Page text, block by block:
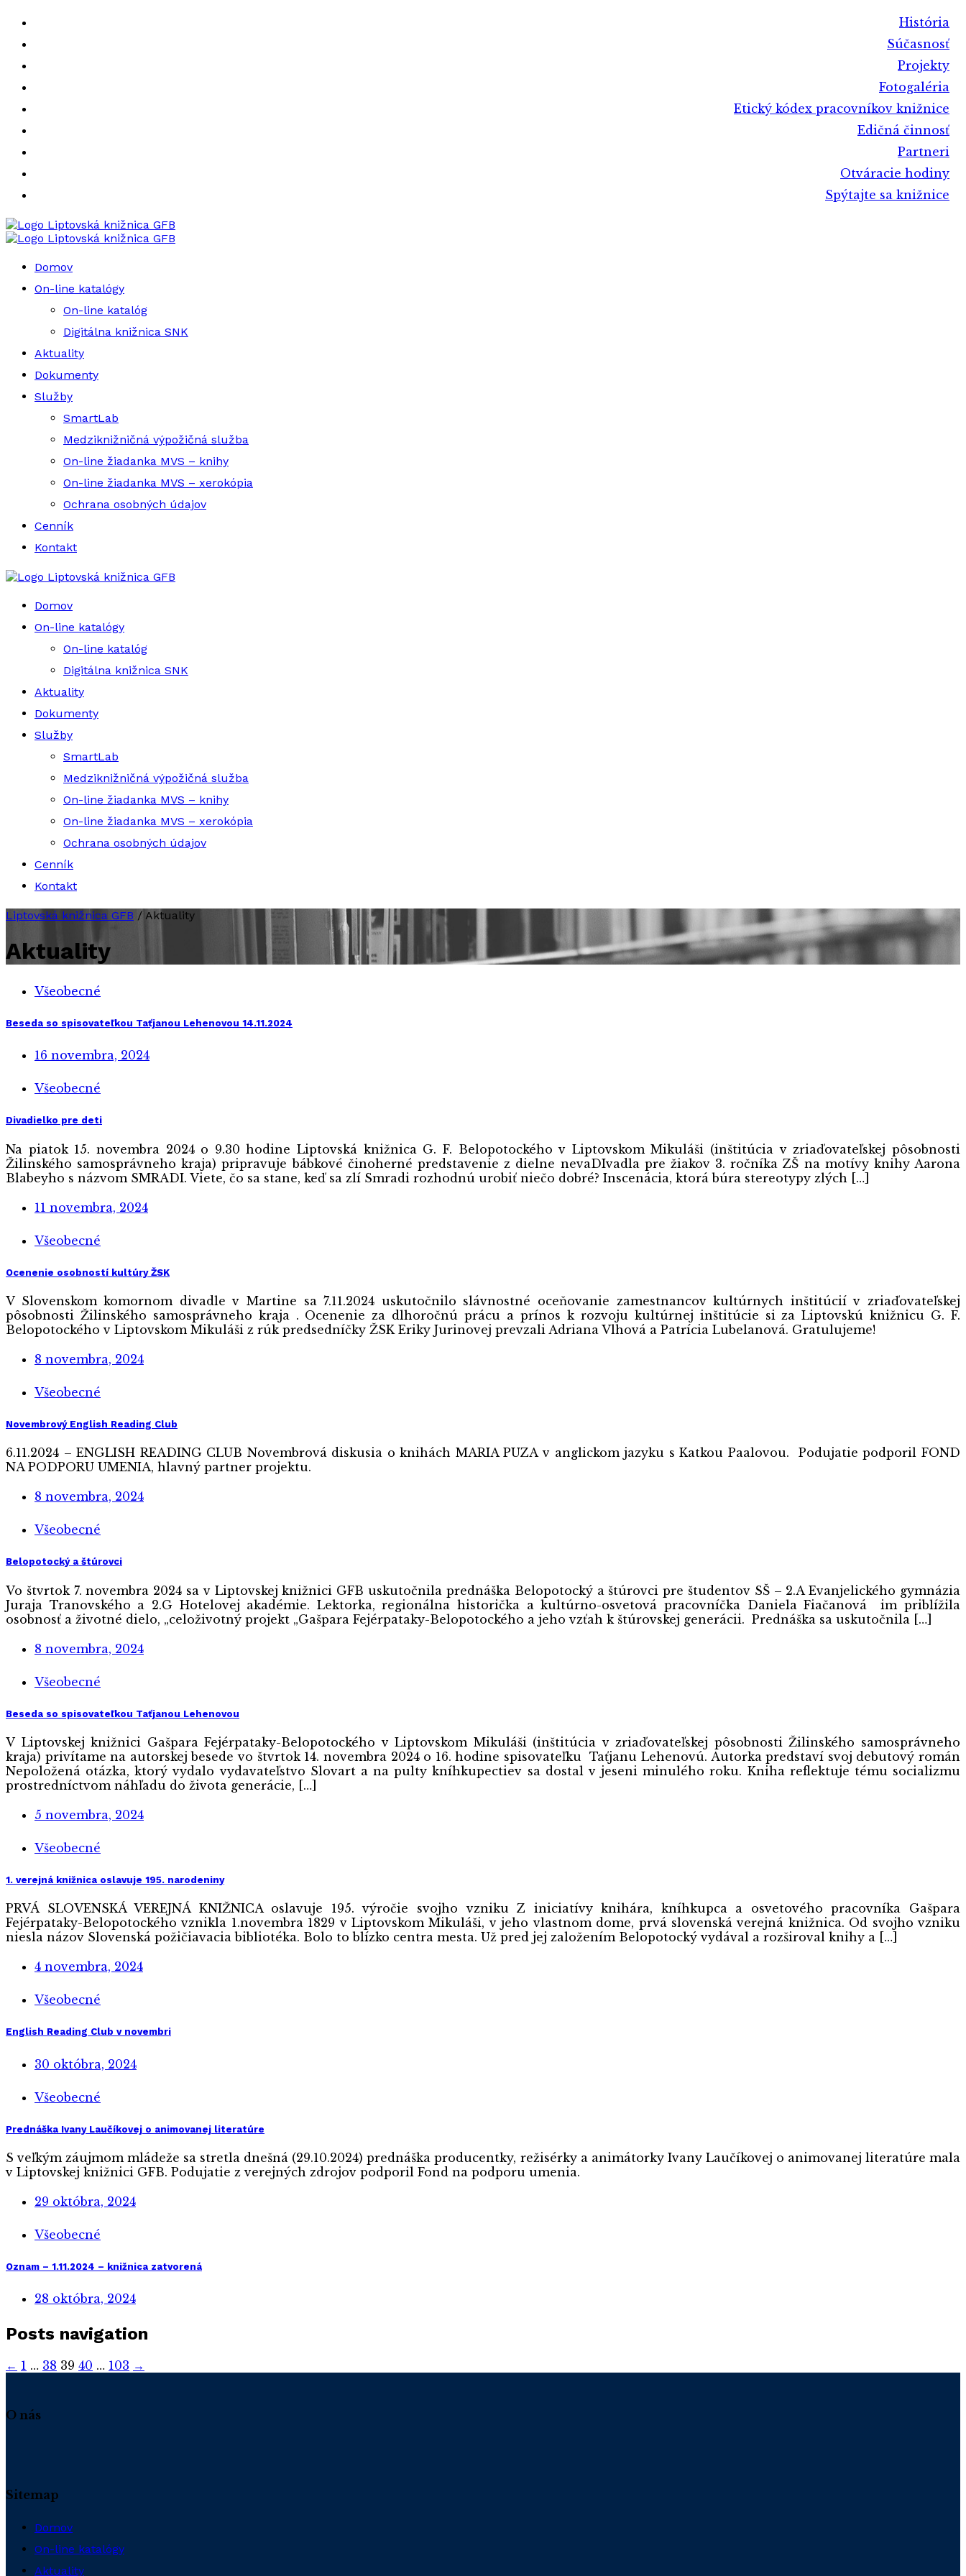
História
Súčasnosť
Projekty
Fotogaléria
Etický kódex pracovníkov knižnice
Edičná činnosť
Partneri
Otváracie hodiny
Spýtajte sa knižnice
Liptovská knižnica GFB
Liptovská knižnica GFB
Domov
On-line katalógy
On-line katalóg
Digitálna knižnica SNK
Aktuality
Dokumenty
Služby
SmartLab
Medziknižničná výpožičná služba
On-line žiadanka MVS – knihy
On-line žiadanka MVS – xerokópia
Ochrana osobných údajov
Cenník
Kontakt
Liptovská knižnica GFB
Domov
On-line katalógy
On-line katalóg
Digitálna knižnica SNK
Aktuality
Dokumenty
Služby
SmartLab
Medziknižničná výpožičná služba
On-line žiadanka MVS – knihy
On-line žiadanka MVS – xerokópia
Ochrana osobných údajov
Cenník
Kontakt
Liptovská knižnica GFB / Aktuality
Aktuality
Všeobecné
Beseda so spisovateľkou Taťjanou Lehenovou 14.11.2024
16 novembra, 2024
Všeobecné
Divadielko pre deti
Na piatok 15. novembra 2024 o 9.30 hodine Liptovská knižnica G. F. Belopotockého v Liptovskom Mikuláši (inštitúcia v zriaďovateľskej pôsobnosti
Žilinského samosprávneho kraja) pripravuje bábkové činoherné predstavenie z dielne nevaDIvadla pre žiakov 3. ročníka ZŠ na motívy knihy Aarona
Blabeyho s názvom SMRADI. Viete, čo sa stane, keď sa zlí Smradi rozhodnú urobiť niečo dobré? Inscenácia, ktorá búra stereotypy zlých […]
11 novembra, 2024
Všeobecné
Ocenenie osobností kultúry ŽSK
V Slovenskom komornom divadle v Martine sa 7.11.2024 uskutočnilo slávnostné oceňovanie zamestnancov kultúrnych inštitúcií v zriaďovateľskej
pôsobnosti Žilinského samosprávneho kraja . Ocenenie za dlhoročnú prácu a prínos k rozvoju kultúrnej inštitúcie si za Liptovskú knižnicu G. F.
Belopotockého v Liptovskom Mikuláši z rúk predsedníčky ŽSK Eriky Jurinovej prevzali Adriana Vlhová a Patrícia Lubelanová. Gratulujeme!
8 novembra, 2024
Všeobecné
Novembrový English Reading Club
6.11.2024 – ENGLISH READING CLUB Novembrová diskusia o knihách MARIA PUZA v anglickom jazyku s Katkou Paalovou. Podujatie podporil FOND
NA PODPORU UMENIA, hlavný partner projektu.
8 novembra, 2024
Všeobecné
Belopotocký a štúrovci
Vo štvrtok 7. novembra 2024 sa v Liptovskej knižnici GFB uskutočnila prednáška Belopotocký a štúrovci pre študentov SŠ – 2.A Evanjelického gymnázia
Juraja Tranovského a 2.G Hotelovej akadémie. Lektorka, regionálna historička a kultúrno-osvetová pracovníčka Daniela Fiačanová im priblížila
osobnosť a životné dielo, „celoživotný projekt „Gašpara Fejérpataky-Belopotockého a jeho vzťah k štúrovskej generácii. Prednáška sa uskutočnila […]
8 novembra, 2024
Všeobecné
Beseda so spisovateľkou Taťjanou Lehenovou
V Liptovskej knižnici Gašpara Fejérpataky-Belopotockého v Liptovskom Mikuláši (inštitúcia v zriaďovateľskej pôsobnosti Žilinského samosprávneho
kraja) privítame na autorskej besede vo štvrtok 14. novembra 2024 o 16. hodine spisovateľku Taťjanu Lehenovú. Autorka predstaví svoj debutový román
Nepoložená otázka, ktorý vydalo vydavateľstvo Slovart a na pulty kníhkupectiev sa dostal v jeseni minulého roku. Kniha reflektuje tému socializmu
prostredníctvom náhľadu do života generácie, […]
5 novembra, 2024
Všeobecné
1. verejná knižnica oslavuje 195. narodeniny
PRVÁ SLOVENSKÁ VEREJNÁ KNIŽNICA oslavuje 195. výročie svojho vzniku Z iniciatívy knihára, kníhkupca a osvetového pracovníka Gašpara
Fejérpataky-Belopotockého vznikla 1.novembra 1829 v Liptovskom Mikuláši, v jeho vlastnom dome, prvá slovenská verejná knižnica. Od svojho vzniku
niesla názov Slovenská požičiavacia bibliotéka. Bolo to blízko centra mesta. Už pred jej založením Belopotocký vydával a rozširoval knihy a […]
4 novembra, 2024
Všeobecné
English Reading Club v novembri
30 októbra, 2024
Všeobecné
Prednáška Ivany Laučíkovej o animovanej literatúre
S veľkým záujmom mládeže sa stretla dnešná (29.10.2024) prednáška producentky, režisérky a animátorky Ivany Laučíkovej o animovanej literatúre mala
v Liptovskej knižnici GFB. Podujatie z verejných zdrojov podporil Fond na podporu umenia.
29 októbra, 2024
Všeobecné
Oznam – 1.11.2024 – knižnica zatvorená
28 októbra, 2024
Posts navigation
← 1 … 38 39 40 … 103 →
O nás
Sitemap
Domov
On-line katalógy
Aktuality